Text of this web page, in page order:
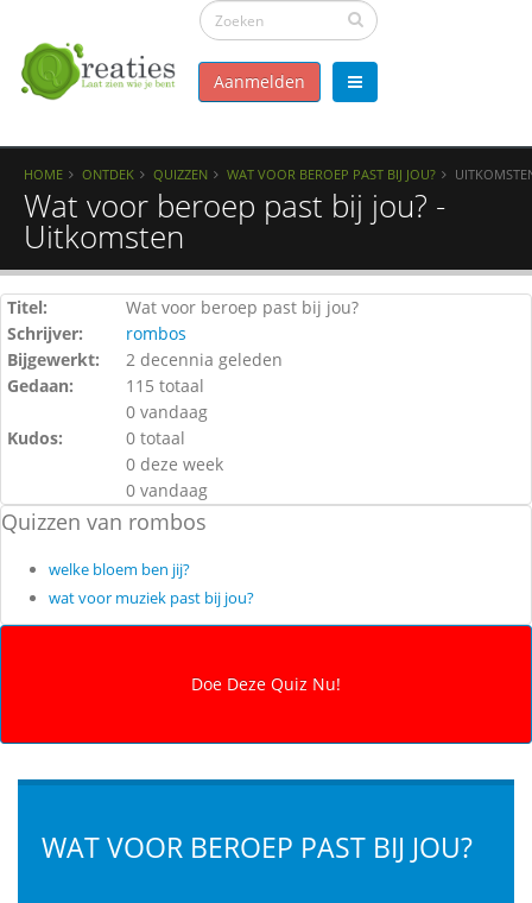
Aanmelden
HOME ONTDEK QUIZZEN WAT VOOR BEROEP PAST BIJ JOU?
Wat voor beroep past bij jou? -
Uitkomsten
Titel:
Wat voor beroep past bij jou?
Schrijver:
rombos
Bijgewerkt:
2 decennia geleden
Gedaan:
115 totaal
0 vandaag
Kudos:
0 totaal
0 deze week
0 vandaag
Quizzen van rombos
welke bloem ben jij?
wat voor muziek past bij jou?
WAT VOOR BEROEP PAST BIJ JOU?